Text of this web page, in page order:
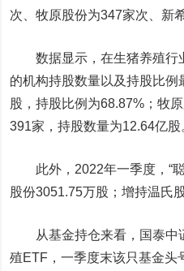
次、牧原股份为347家次、新
数据显示，在生猪养殖行
的机构持股数量以及持股比
股，持股比例为68.87%；牧
391家，持股数量为12.64亿股
此外，2022年一季度，“聪
股份3051.75万股；增持温氏
从基金持仓来看，国泰中
殖ETF，一季度末该只基金头